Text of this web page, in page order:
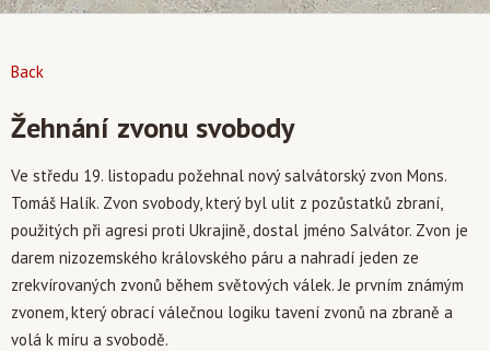
Back
Žehnání zvonu svobody
Ve středu 19. listopadu požehnal nový salvátorský zvon Mons.
Tomáš Halík. Zvon svobody, který byl ulit z pozůstatků zbraní,
použitých při agresi proti Ukrajině, dostal jméno Salvátor. Zvon je
darem nizozemského královského páru a nahradí jeden ze
zrekvírovaných zvonů během světových válek. Je prvním známým
zvonem, který obrací válečnou logiku tavení zvonů na zbraně a
volá k míru a svobodě.